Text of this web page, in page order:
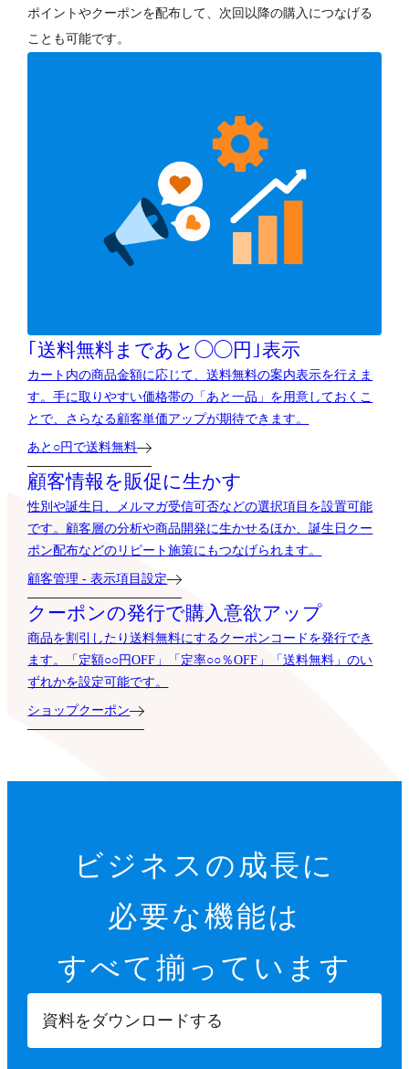
ポイントやクーポンを配布して、次回以降の購入につなげる
ことも可能です。
｢送料無料まであと◯◯円｣表示
カート内の商品金額に応じて、送料無料の案内表示を行えま
す。手に取りやすい価格帯の「あと一品」を用意しておくこ
とで、さらなる顧客単価アップが期待できます。
あと○円で送料無料
顧客情報を販促に生かす
性別や誕生日、メルマガ受信可否などの選択項目を設置可能
です。顧客層の分析や商品開発に生かせるほか、誕生日クー
ポン配布などのリピート施策にもつなげられます。
顧客管理 - 表示項目設定
クーポンの発行で購入意欲アップ
商品を割引したり送料無料にするクーポンコードを発行でき
ます。「定額○○円OFF」「定率○○％OFF」「送料無料」のい
ずれかを設定可能です。
ショップクーポン
ビジネスの成長に
必要な機能は
すべて揃っています
資料をダウンロードする